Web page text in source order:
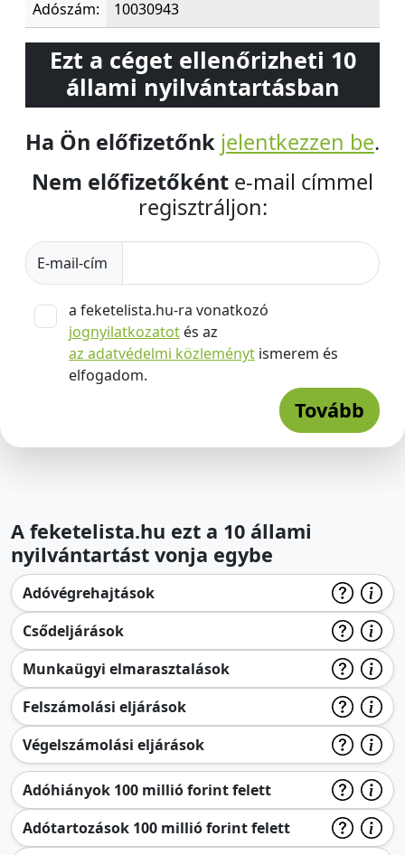
Adószám:
10030943
Ezt a céget ellenőrizheti 10
állami nyilvántartásban
Ha Ön előfizetőnk jelentkezzen be.
Nem előfizetőként e-mail címmel
regisztráljon:
E-mail-cím
a feketelista.hu-ra vonatkozó
jognyilatkozatot és az
az adatvédelmi közleményt ismerem és
elfogadom.
Tovább
A feketelista.hu ezt a 10 állami
nyilvántartást vonja egybe
Adóvégrehajtások
Csődeljárások
Munkaügyi elmarasztalások
Felszámolási eljárások
Végelszámolási eljárások
Adóhiányok 100 millió forint felett
Adótartozások 100 millió forint felett